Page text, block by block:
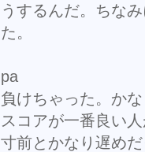
うするんだ。ちな
た。
pa
負けちゃった。か
スコアが一番良い
寸前とかなり遅め